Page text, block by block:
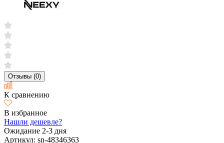
Отзывы (0)
К сравнению
В избранное
Нашли дешевле?
Ожидание 2-3 дня
Артикул: sn-48346363